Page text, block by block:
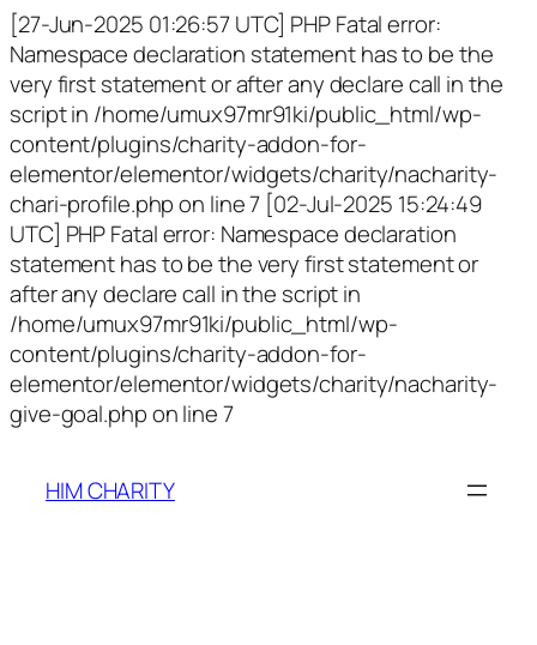
[27-Jun-2025 01:26:57 UTC] PHP Fatal error:
Namespace declaration statement has to be the
very first statement or after any declare call in the
script in /home/umux97mr91ki/public_html/wp-
content/plugins/charity-addon-for-
elementor/elementor/widgets/charity/nacharity-
chari-profile.php on line 7 [02-Jul-2025 15:24:49
UTC] PHP Fatal error: Namespace declaration
statement has to be the very first statement or
after any declare call in the script in
/home/umux97mr91ki/public_html/wp-
content/plugins/charity-addon-for-
elementor/elementor/widgets/charity/nacharity-
give-goal.php on line 7
HIM CHARITY